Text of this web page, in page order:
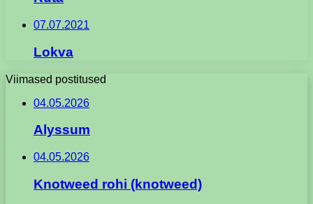
07.07.2021
Lokva
Viimased postitused
04.05.2026
Alyssum
04.05.2026
Knotweed rohi (knotweed)